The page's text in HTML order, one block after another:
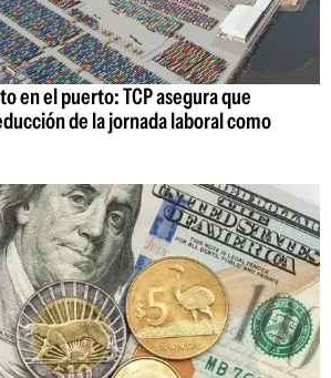
en el puerto: TCP asegura que
de la jornada laboral como